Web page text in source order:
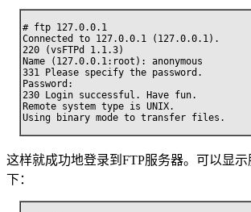
# ftp 127.0.0.1
Connected to 127.0.0.1 (127.0.0.1).
220 (vsFTPd 1.1.3)
Name (127.0.0.1:root): anonymous
331 Please specify the password.
Password:
230 Login successful. Have fun.
Remote system type is UNIX.
Using binary mode to transfer files.
这样就成功地登录到FTP服务器。可以显
下：